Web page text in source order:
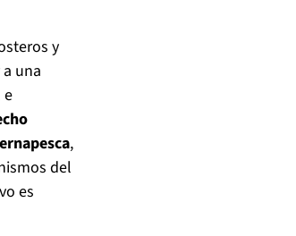
y
una
e
,
del
es